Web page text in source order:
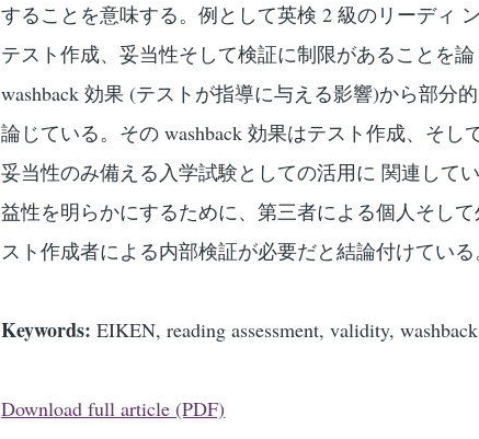
することを意味する。例として英検 2 級のリーディ
テスト作成、妥当性そして検証に制限があることを
washback 効果 (テストが指導に与える影響)から部分
論じている。その washback 効果はテスト作成、そ
妥当性のみ備える入学試験としての活用に 関連して
益性を明らかにするために、第三者による個人そし
スト作成者による内部検証が必要だと結論付けている
Keywords: EIKEN, reading assessment, validity,
Download full article (PDF)